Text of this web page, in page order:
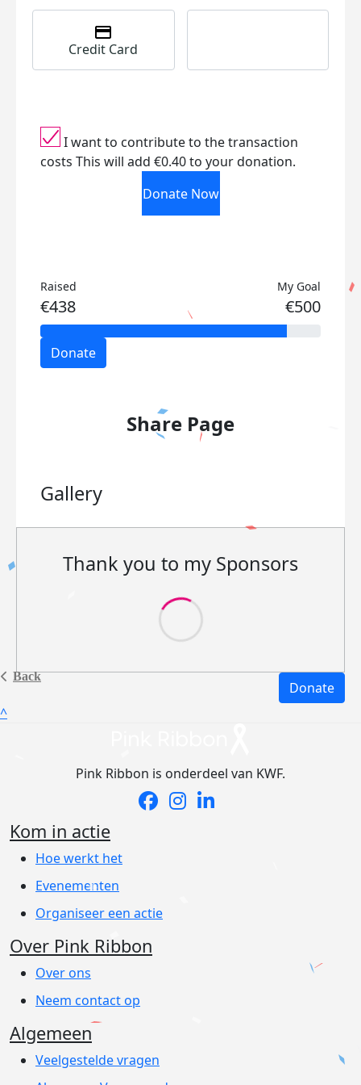
Back
Credit Card
I want to contribute to the transaction
costs This will add €0.40 to your donation.
Donate Now
Raised
€438
My Goal
€500
Donate
Share Page
Gallery
Thank you to my Sponsors
Donate
^
Pink Ribbon is onderdeel van KWF.
Kom in actie
Hoe werkt het
Evenementen
Organiseer een actie
Over Pink Ribbon
Over ons
Neem contact op
Algemeen
Veelgestelde vragen